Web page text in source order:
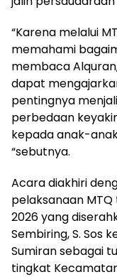
“Karena melalui
memahami
membaca
dapat
pentingnya
perbedaan
kepada anak-
“sebutnya.
Acara diakhiri
pelaksanaan
2026 yang
Sembiring, S. Sos
Sumiran sebagai
tingkat